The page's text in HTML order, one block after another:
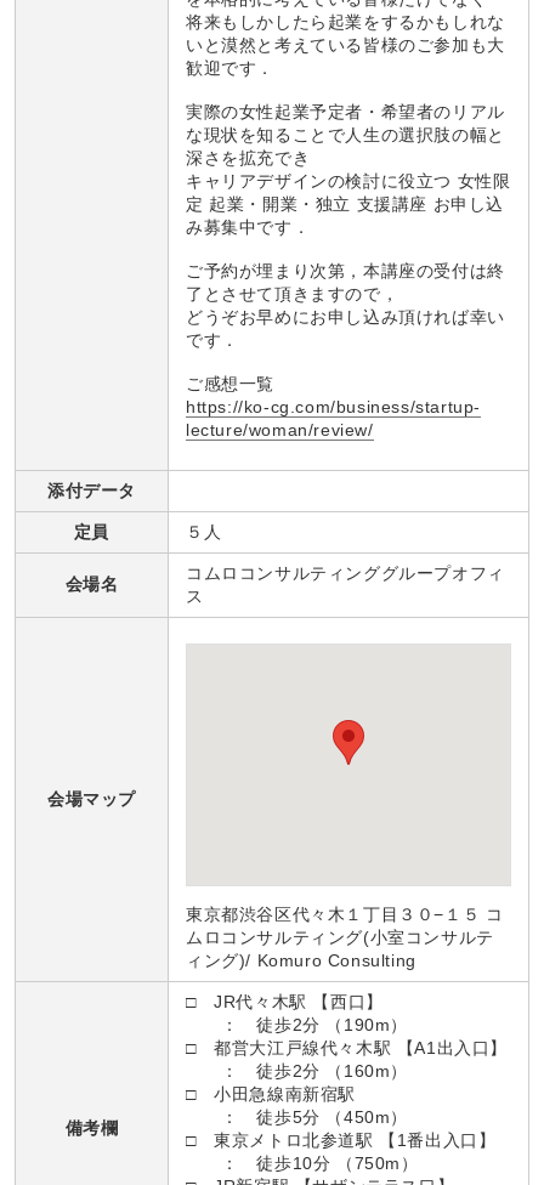
将来もしかしたら起業をするかもしれな
いと漠然と考えている皆様のご参加も大
歓迎です．
実際の女性起業予定者・希望者のリアル
な現状を知ることで人生の選択肢の幅と
深さを拡充でき
キャリアデザインの検討に役立つ 女性限
定 起業・開業・独立 支援講座 お申し込
み募集中です．
ご予約が埋まり次第，本講座の受付は終
了とさせて頂きますので，
どうぞお早めにお申し込み頂ければ幸い
です．
ご感想一覧
https://ko-cg.com/business/startup-
lecture/woman/review/
添付データ
定員 ５人
会場名
コムロコンサルティンググループオフィ
ス
会場マップ
東京都渋谷区代々木１丁目３０−１５ コ
ムロコンサルティング(小室コンサルテ
ィング)/ Komuro Consulting
備考欄
□ JR代々木駅 【西口】
： 徒歩2分 （190m）
□ 都営大江戸線代々木駅 【A1出入口】
： 徒歩2分 （160m）
□ 小田急線南新宿駅
： 徒歩5分 （450m）
□ 東京メトロ北参道駅 【1番出入口】
： 徒歩10分 （750m）